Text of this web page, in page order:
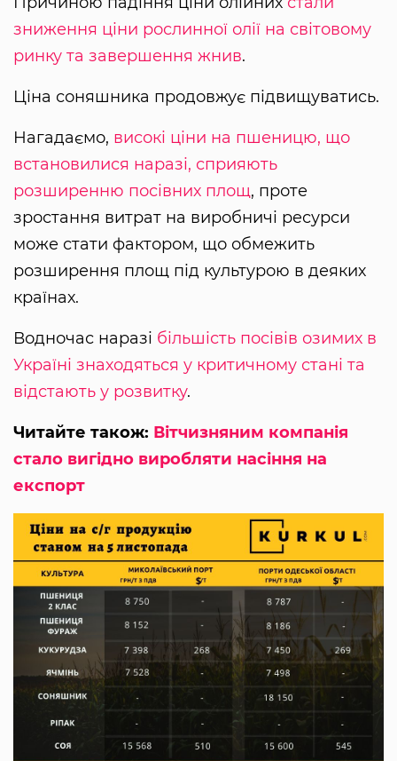
зниження ціни рослинної олії на світовому
ринку та завершення жнив.
Ціна соняшника продовжує підвищуватись.
Нагадаємо, високі ціни на пшеницю, що
встановилися наразі, сприяють
розширенню посівних площ, проте
зростання витрат на виробничі ресурси
може стати фактором, що обмежить
розширення площ під культурою в деяких
країнах.
Водночас наразі більшість посівів озимих в
Україні знаходяться у критичному стані та
відстають у розвитку.
Читайте також: Вітчизняним компанія
стало вигідно виробляти насіння на
експорт